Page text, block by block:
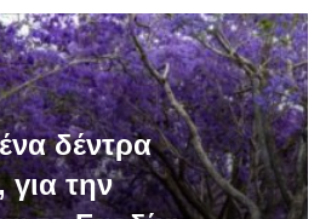
δέντρα
για την